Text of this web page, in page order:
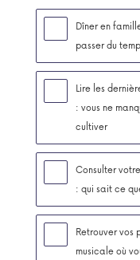
Dîner en
passer du
Lire les
: vous ne
cultiver
Consulter
: qui sait ce
Retrouver vos
musicale où